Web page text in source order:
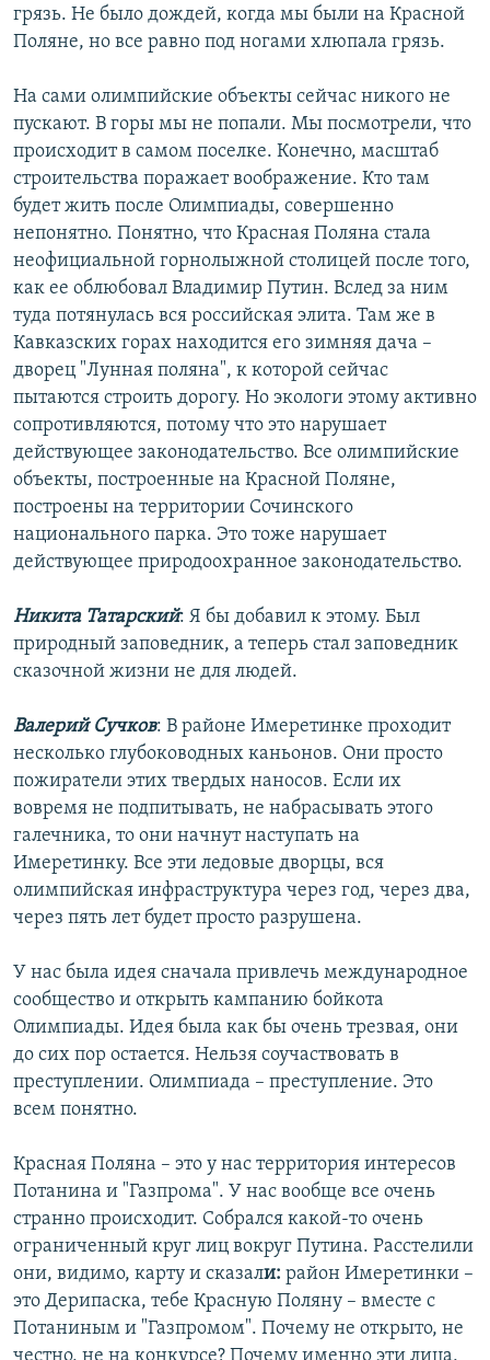
грязь. Не было дождей, когда мы были на Красной
Поляне, но все равно под ногами хлюпала грязь.
На сами олимпийские объекты сейчас никого не
пускают. В горы мы не попали. Мы посмотрели, что
происходит в самом поселке. Конечно, масштаб
строительства поражает воображение. Кто там
будет жить после Олимпиады, совершенно
непонятно. Понятно, что Красная Поляна стала
неофициальной горнолыжной столицей после того,
как ее облюбовал Владимир Путин. Вслед за ним
туда потянулась вся российская элита. Там же в
Кавказских горах находится его зимняя дача –
дворец "Лунная поляна", к которой сейчас
пытаются строить дорогу. Но экологи этому активно
сопротивляются, потому что это нарушает
действующее законодательство. Все олимпийские
объекты, построенные на Красной Поляне,
построены на территории Сочинского
национального парка. Это тоже нарушает
действующее природоохранное законодательство.
Никита Татарский: Я бы добавил к этому. Был
природный заповедник, а теперь стал заповедник
сказочной жизни не для людей.
Валерий Сучков: В районе Имеретинке проходит
несколько глубоководных каньонов. Они просто
пожиратели этих твердых наносов. Если их
вовремя не подпитывать, не набрасывать этого
галечника, то они начнут наступать на
Имеретинку. Все эти ледовые дворцы, вся
олимпийская инфраструктура через год, через два,
через пять лет будет просто разрушена.
У нас была идея сначала привлечь международное
сообщество и открыть кампанию бойкота
Олимпиады. Идея была как бы очень трезвая, они
до сих пор остается. Нельзя соучаствовать в
преступлении. Олимпиада – преступление. Это
всем понятно.
Красная Поляна – это у нас территория интересов
Потанина и "Газпрома". У нас вообще все очень
странно происходит. Собрался какой-то очень
ограниченный круг лиц вокруг Путина. Расстелили
они, видимо, карту и сказали: район Имеретинки –
это Дерипаска, тебе Красную Поляну – вместе с
Потаниным и "Газпромом". Почему не открыто, не